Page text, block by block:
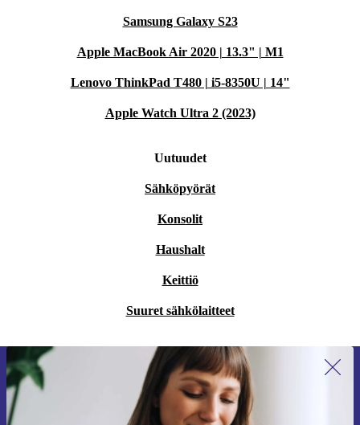
Samsung Galaxy S23
Apple MacBook Air 2020 | 13.3" | M1
Lenovo ThinkPad T480 | i5-8350U | 14"
Apple Watch Ultra 2 (2023)
Uutuudet
Sähköpyörät
Konsolit
Haushalt
Keittiö
Suuret sähkölaitteet
Liity ensimmäistä kertaa uutiskirjeen
tilaajaksi ja säästä 15 €!
Älä missaa enää yhtäkään tarjousta.